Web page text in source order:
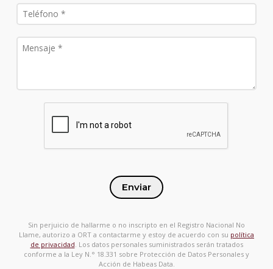
Enviar
Sin perjuicio de hallarme o no inscripto en el Registro Nacional No
Llame, autorizo a ORT a contactarme y estoy de acuerdo con su política
de privacidad . Los datos personales suministrados serán tratados
conforme a la Ley N.° 18.331 sobre Protección de Datos Personales y
Acción de Habeas Data.